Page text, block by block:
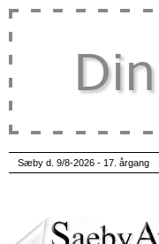
Sæby d. 9/8-2026 - 17. årgang